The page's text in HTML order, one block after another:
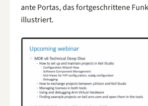
ante Portas, das fortgeschrittene
illustriert.